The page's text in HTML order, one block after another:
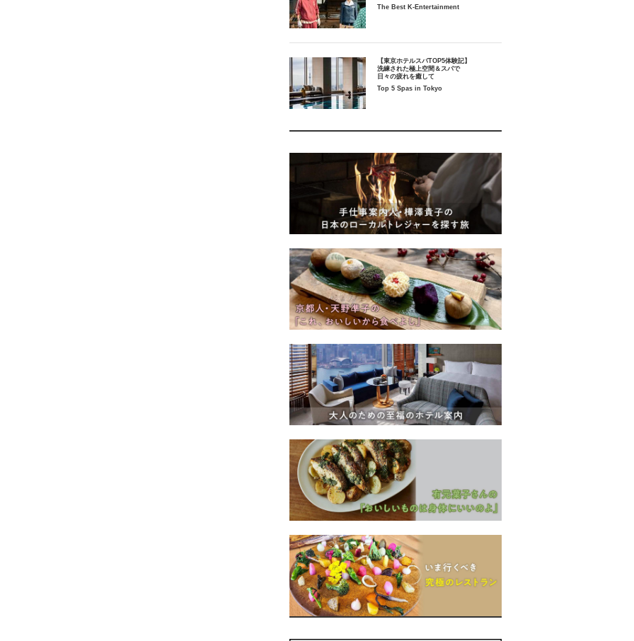
The Best K-Entertainment
【東京ホテルスパTOP5体験記】
洗練された極上空間＆スパで
日々の疲れを癒して
Top 5 Spas in Tokyo